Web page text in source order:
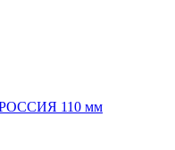
РОССИЯ 110 мм